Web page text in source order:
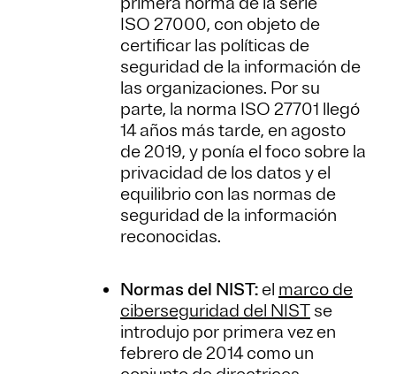
ISO 27000, con objeto de
certificar las políticas de
seguridad de la información de
las organizaciones. Por su
parte, la norma ISO 27701 llegó
14 años más tarde, en agosto
de 2019, y ponía el foco sobre la
privacidad de los datos y el
equilibrio con las normas de
seguridad de la información
reconocidas.
Normas del NIST: el marco de
ciberseguridad del NIST se
introdujo por primera vez en
febrero de 2014 como un